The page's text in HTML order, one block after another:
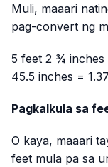
Muli, maaari
pag-convert ng
5 feet 2 ¾
45.5 inches =
Pagkalkula sa
O kaya, maaari
feet mula pa sa